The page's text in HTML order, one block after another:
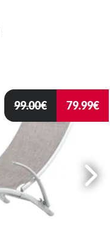
99.00€ 79.99€